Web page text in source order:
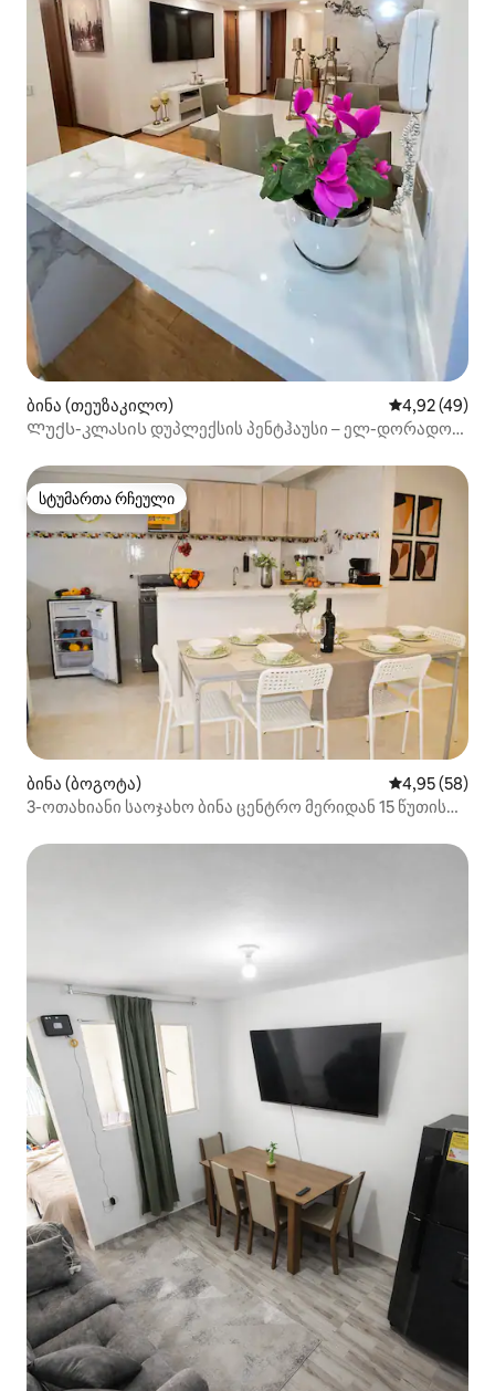
ბინა (თეუზაკილო) საშუალო
4,92 (49)
Ლუქს-კლასის დუპლექსის პენტჰაუსი – ელ-დორადოს
სტუმართა რჩეული
სტუმართა რჩეული
ბინა (ბოგოტა) საშუალო
4,95 (58)
3-ოთახიანი საოჯახო ბინა ცენტრო მერიდან 15 წუთის